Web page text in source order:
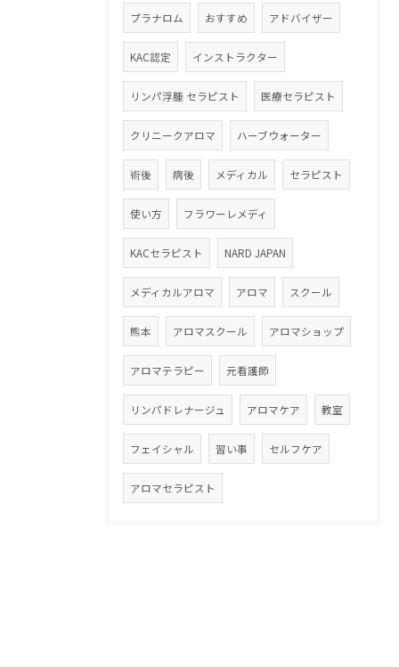
プラナロム おすすめ アドバイザー
KAC認定 インストラクター
リンパ浮腫 セラピスト 医療セラピスト
クリニークアロマ ハーブウォーター
術後 病後 メディカル セラピスト
使い方 フラワーレメディ
KACセラピスト NARD JAPAN
メディカルアロマ アロマ スクール
熊本 アロマスクール アロマショップ
アロマテラピー 元看護師
リンパドレナージュ アロマケア 教室
フェイシャル 習い事 セルフケア
アロマセラピスト